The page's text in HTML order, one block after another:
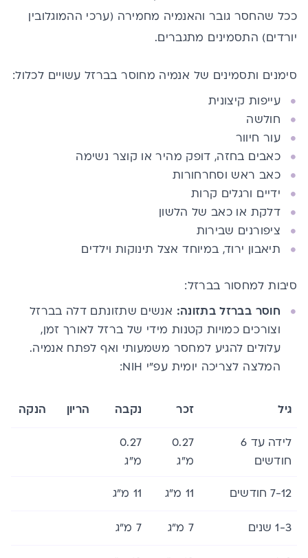
ככל שהחסר גובר והאנמיה מחמירה (ערכי ההמוגלובין
יורדים) התסמינים מתגברים.
סימנים ותסמינים של אנמיה מחוסר בברזל עשויים לכלול:
עייפות קיצונית
חולשה
עור חיוור
כאבים בחזה, דופק מהיר או קוצר נשימה
כאב ראש וסחרחורות
ידיים ורגלים קרות
דלקת או כאב של הלשון
ציפורנים שבירות
תיאבון ירוד, במיוחד אצל תינוקות וילדים
סיבות למחסור בברזל:
חוסר בברזל בתזונה: אנשים שתזונתם דלה בברזל
וצורכים כמויות קטנות מידי של ברזל לאורך זמן,
עלולים להגיע למחסר משמעותי ואף לפתח אנמיה.
המלצה לצריכה יומית עפ”י NIH:
גיל זכר נקבה הריון הנקה
לידה עד 6
חודשים
0.27
מ”ג
0.27
מ”ג
7-12 חודשים 11 מ”ג 11 מ”ג
1-3 שנים 7 מ”ג 7 מ”ג